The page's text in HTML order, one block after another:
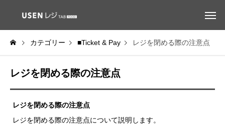
カテゴリー ■Ticket & Pay レジを閉める際の注意点
レジを閉める際の注意点
レジを閉める際の注意点
レジを閉める際の注意点について説明します。